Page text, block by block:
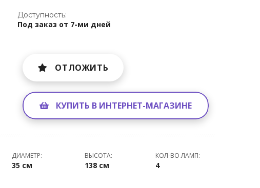
Доступность:
Под заказ от 7-ми дней
ОТЛОЖИТЬ
КУПИТЬ В ИНТЕРНЕТ-МАГАЗИНЕ
ДИАМЕТР:
35 см
ВЫСОТА:
138 см
КОЛ-ВО ЛАМП:
4